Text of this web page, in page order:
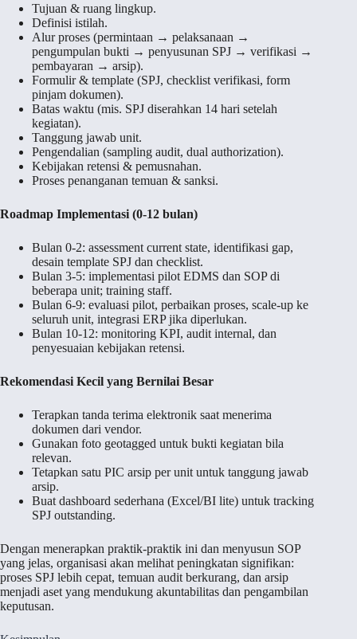
Tujuan & ruang lingkup.
Definisi istilah.
Alur proses (permintaan → pelaksanaan →
pengumpulan bukti → penyusunan SPJ → verifikasi →
pembayaran → arsip).
Formulir & template (SPJ, checklist verifikasi, form
pinjam dokumen).
Batas waktu (mis. SPJ diserahkan 14 hari setelah
kegiatan).
Tanggung jawab unit.
Pengendalian (sampling audit, dual authorization).
Kebijakan retensi & pemusnahan.
Proses penanganan temuan & sanksi.
Roadmap Implementasi (0-12 bulan)
Bulan 0-2: assessment current state, identifikasi gap,
desain template SPJ dan checklist.
Bulan 3-5: implementasi pilot EDMS dan SOP di
beberapa unit; training staff.
Bulan 6-9: evaluasi pilot, perbaikan proses, scale-up ke
seluruh unit, integrasi ERP jika diperlukan.
Bulan 10-12: monitoring KPI, audit internal, dan
penyesuaian kebijakan retensi.
Rekomendasi Kecil yang Bernilai Besar
Terapkan tanda terima elektronik saat menerima
dokumen dari vendor.
Gunakan foto geotagged untuk bukti kegiatan bila
relevan.
Tetapkan satu PIC arsip per unit untuk tanggung jawab
arsip.
Buat dashboard sederhana (Excel/BI lite) untuk tracking
SPJ outstanding.
Dengan menerapkan praktik-praktik ini dan menyusun SOP
yang jelas, organisasi akan melihat peningkatan signifikan:
proses SPJ lebih cepat, temuan audit berkurang, dan arsip
menjadi aset yang mendukung akuntabilitas dan pengambilan
keputusan.